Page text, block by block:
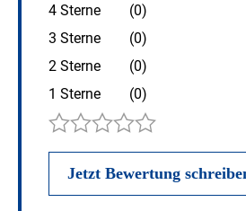
4 Sterne
(0)
3 Sterne
(0)
2 Sterne
(0)
1 Sterne
(0)